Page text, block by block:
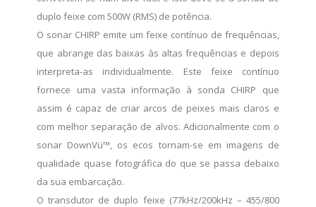
duplo feixe com 500W (RMS) de potência.
O sonar CHIRP emite um feixe contínuo de frequências,
que abrange das baixas às altas frequências e depois
interpreta-as individualmente. Este feixe contínuo
fornece uma vasta informação à sonda CHIRP que
assim é capaz de criar arcos de peixes mais claros e
com melhor separação de alvos. Adicionalmente com o
sonar DownVü™, os ecos tornam-se em imagens de
qualidade quase fotográfica do que se passa debaixo
da sua embarcação.
O transdutor de duplo feixe (77kHz/200kHz – 455/800